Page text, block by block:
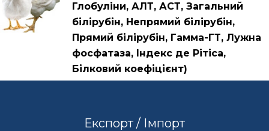
Глобуліни, АЛТ, АСТ, Загальний
білірубін, Непрямий білірубін,
Прямий білірубін, Гамма-ГТ, Лужна
фосфатаза, Індекс де Рітіса,
Білковий коефіцієнт)
Експорт / Імпорт